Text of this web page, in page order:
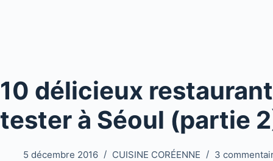
10 délicieux
tester à Séoul (partie
5 décembre 2016 CUISINE CORÉENNE 3